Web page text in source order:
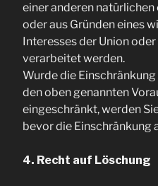
einer anderen
oder aus Gründen eines
Interesses der Union
verarbeitet werden.
Wurde die
den oben genannten
eingeschränkt, werden
bevor die Einschränkung
4. Recht auf Löschung